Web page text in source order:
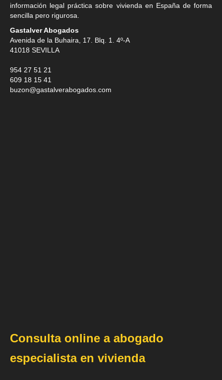
información legal práctica sobre vivienda en España de forma
sencilla pero rigurosa.
Gastalver Abogados
Avenida de la Buhaira, 17. Blq. 1. 4º-A
41018 SEVILLA
954 27 51 21
609 18 15 41
buzon@gastalverabogados.com
Consulta online a abogado
especialista en vivienda